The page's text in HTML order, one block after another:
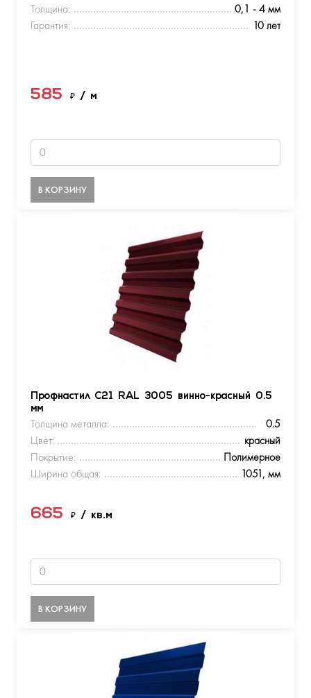
Толщина:
0,1 - 4 мм
Гарантия:
10 лет
585 ₽ / м
В КОРЗИНУ
Профнастил С21 RAL 3005 винно-красный 0.5
мм
Толщина металла:
0.5
Цвет:
красный
Покрытие:
Полимерное
Ширина общая:
1051, мм
665 ₽ / кв.м
В КОРЗИНУ